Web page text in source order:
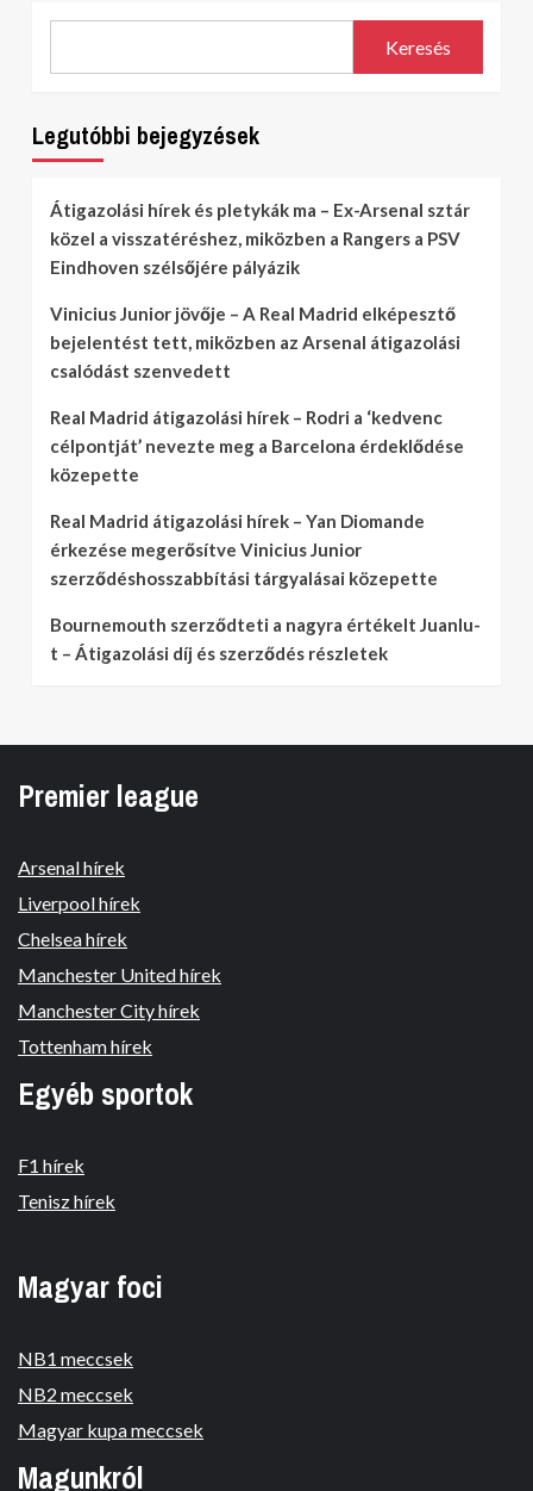
Keresés
Legutóbbi bejegyzések
Átigazolási hírek és pletykák ma – Ex-Arsenal sztár
közel a visszatéréshez, miközben a Rangers a PSV
Eindhoven szélsőjére pályázik
Vinicius Junior jövője – A Real Madrid elképesztő
bejelentést tett, miközben az Arsenal átigazolási
csalódást szenvedett
Real Madrid átigazolási hírek – Rodri a ‘kedvenc
célpontját’ nevezte meg a Barcelona érdeklődése
közepette
Real Madrid átigazolási hírek – Yan Diomande
érkezése megerősítve Vinicius Junior
szerződéshosszabbítási tárgyalásai közepette
Bournemouth szerződteti a nagyra értékelt Juanlu-
t – Átigazolási díj és szerződés részletek
Premier league
Arsenal hírek
Liverpool hírek
Chelsea hírek
Manchester United hírek
Manchester City hírek
Tottenham hírek
Egyéb sportok
F1 hírek
Tenisz hírek
Magyar foci
NB1 meccsek
NB2 meccsek
Magyar kupa meccsek
Magunkról